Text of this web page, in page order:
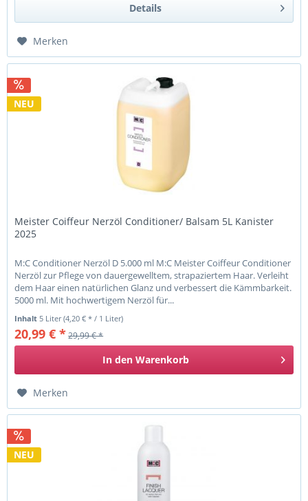
Details
Merken
NEU
Meister Coiffeur Nerzöl Conditioner/ Balsam 5L Kanister
2025
M:C Conditioner Nerzöl D 5.000 ml M:C Meister Coiffeur Conditioner
Nerzöl zur Pflege von dauergewelltem, strapaziertem Haar. Verleiht
dem Haar einen natürlichen Glanz und verbessert die Kämmbarkeit.
5000 ml. Mit hochwertigem Nerzöl für...
Inhalt 5 Liter(4,20 € * / 1 Liter)
20,99 € *29,99 € *
In den Warenkorb
Merken
NEU